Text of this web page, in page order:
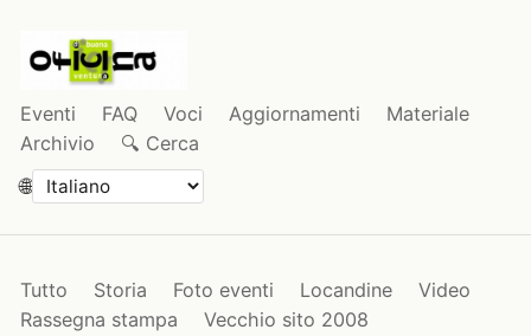
Eventi FAQ Voci Aggiornamenti
Materiale
Archivio
🔍 Cerca
🌐
Tutto Storia Foto eventi Locandine
Video
Rassegna stampa
Vecchio sito 2008